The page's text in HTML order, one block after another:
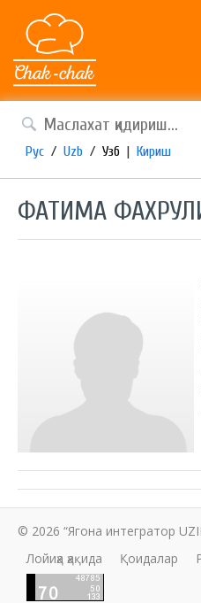
Рус / Uzb / Узб | Кириш
ФАТИМА
© 2026 “Ягона интегратор
Лойиҳа ҳақида
Қоидалар